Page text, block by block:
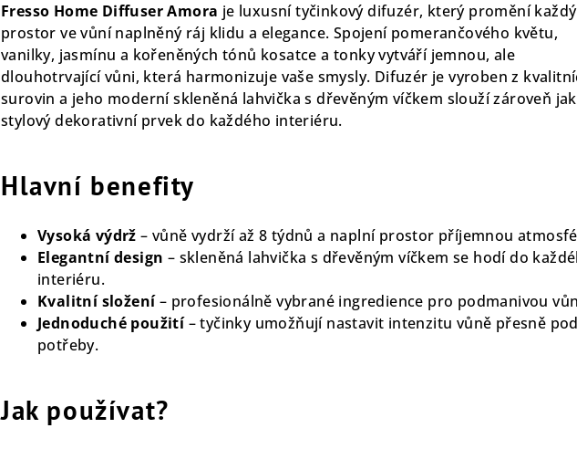
Fresso Home Diffuser Amora je luxusní tyčinkový difuzér, který promění každý
prostor ve vůní naplněný ráj klidu a elegance. Spojení pomerančového květu,
vanilky, jasmínu a kořeněných tónů kosatce a tonky vytváří jemnou, ale
dlouhotrvající vůni, která harmonizuje vaše smysly. Difuzér je vyroben z
surovin a jeho moderní skleněná lahvička s dřevěným víčkem slouží zároveň
stylový dekorativní prvek do každého interiéru.
Hlavní benefity
Vysoká výdrž – vůně vydrží až 8 týdnů a naplní prostor příjemnou
Elegantní design – skleněná lahvička s dřevěným víčkem se hodí do
interiéru.
Kvalitní složení– profesionálně vybrané ingredience pro podmanivou
Jednoduché použití– tyčinky umožňují nastavit intenzitu vůně přesně
potřeby.
Jak používat?